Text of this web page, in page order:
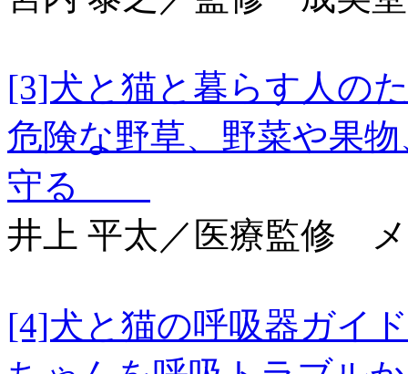
[3]犬と猫と暮らす人
危険な野草、野菜や果
守る
井上 平太／医療監修
[4]犬と猫の呼吸器ガ